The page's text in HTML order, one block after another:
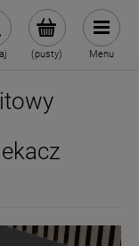
(pusty) Menu